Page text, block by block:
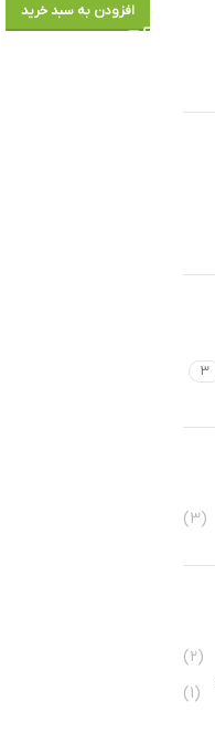
3
(3)
(2)
(1)
افزودن به سبد خرید